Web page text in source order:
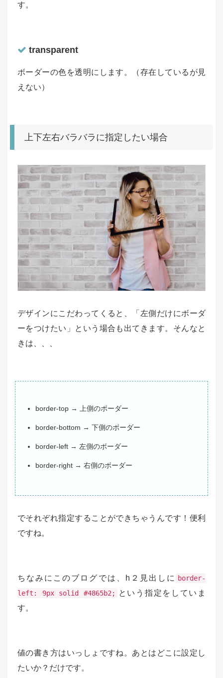
す。
transparent
ボーダーの色を透明にします。（存在しているが見
えない）
上下左右バラバラに指定したい場合
デザインにこだわってくると、「左側だけにボーダ
ーをつけたい」という場合も出てきます。そんなと
きは、、、
border-top → 上側のボーダー
border-bottom → 下側のボーダー
border-left → 左側のボーダー
border-right → 右側のボーダー
でそれぞれ指定することができちゃうんです！便利
ですね。
ちなみにこのブログでは、h２見出しに
border-
left: 9px solid #4865b2;
という指定をしていま
す。
値の書き方はいっしょですね。あとはどこに設定し
たいか？だけです。